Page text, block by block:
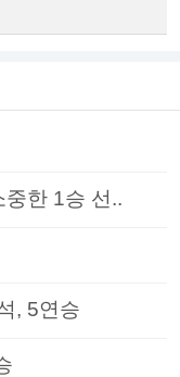
한 1승 선..
, 5연승